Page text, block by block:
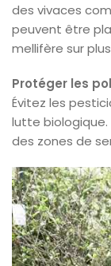
des vivaces
peuvent être
mellifère sur
Protéger les
Évitez les
lutte
des zones de